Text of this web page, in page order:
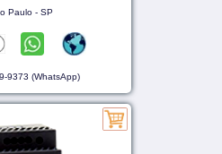
Paulo - SP
9373 (WhatsApp)